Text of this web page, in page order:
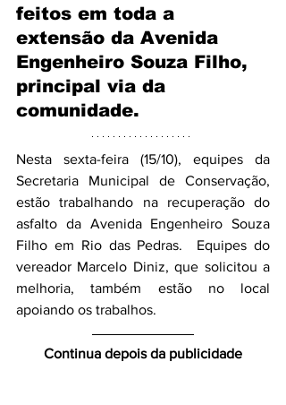
feitos em toda a
extensão da Avenida
Engenheiro Souza Filho,
principal via da
comunidade.
Nesta sexta-feira (15/10), equipes da
Secretaria Municipal de Conservação,
estão trabalhando na recuperação do
asfalto da Avenida Engenheiro Souza
Filho em Rio das Pedras.  Equipes do
vereador Marcelo Diniz, que solicitou a
melhoria, também estão no local
apoiando os trabalhos.
Continua depois da publicidade